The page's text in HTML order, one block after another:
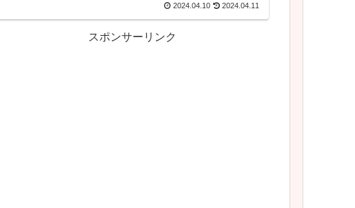
2024.04.10 2024.04.11
スポンサーリンク